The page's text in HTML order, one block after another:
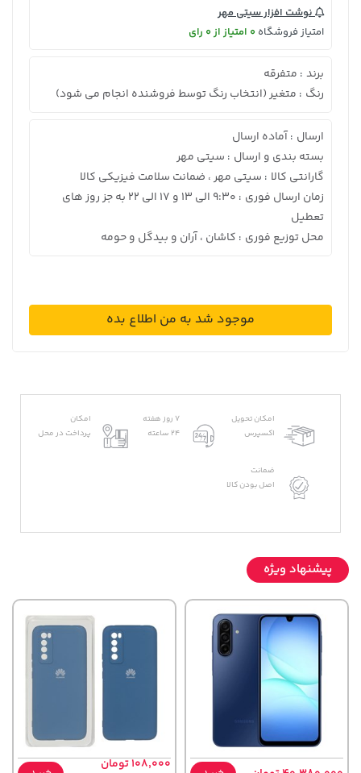
نوشت افزار سیتی مهر
امتیاز فروشگاه 0 امتیاز از 0 رای
برند : متفرقه
رنگ : متغیر (انتخاب رنگ توسط فروشنده انجام می شود)
ارسال : آماده ارسال
بسته بندی و ارسال : سیتی مهر
گارانتی کالا : سیتی مهر ، ضمانت سلامت فیزیکی کالا
زمان ارسال فوری :
9:30 الی 13 و 17 الی 22 به جز روز های
تعطیل
محل توزیع فوری : کاشان ، آران و بیدگل و حومه
موجود شد به من اطلاع بده
امکان تحویل
اکسپرس
7 روز هفته
24 ساعته
امکان
پرداخت در محل
ضمانت
اصل بودن کالا
پیشنهاد ویژه
108,000 تومان